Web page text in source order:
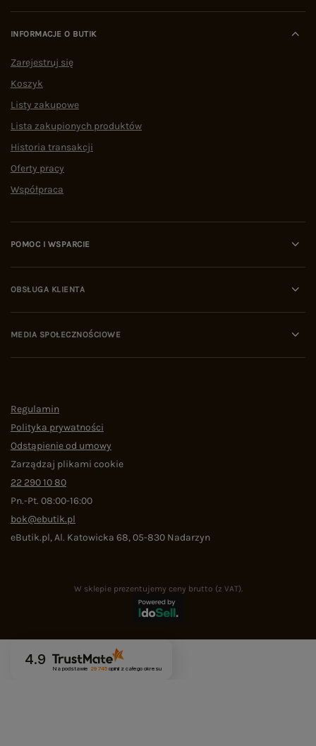
INFORMACJE O BUTIK
Zarejestruj się
Koszyk
Listy zakupowe
Lista zakupionych produktów
Historia transakcji
Oferty pracy
Współpraca
POMOC I WSPARCIE
OBSŁUGA KLIENTA
MEDIA SPOŁECZNOŚCIOWE
Regulamin
Polityka prywatności
Odstąpienie od umowy
Zarządzaj plikami cookie
22 290 10 80
Pn.-Pt. 08:00-16:00
bok@ebutik.pl
eButik.pl,Al. Katowicka 68,05-830 Nadarzyn
W sklepie prezentujemy ceny brutto (z VAT).
4.9
Na podstawie 29 745opinii z całego okresu